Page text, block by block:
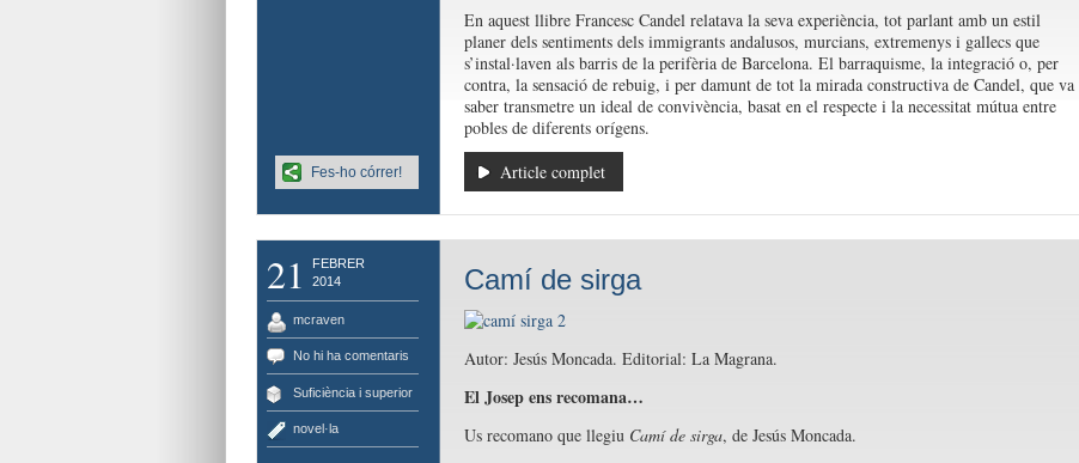
En aquest llibre Francesc Candel relatava la seva experiència, tot parlant amb un estil
planer dels sentiments dels immigrants andalusos, murcians, extremenys i gallecs que
s’instal·laven als barris de la perifèria de Barcelona. El barraquisme, la integració o, per
contra, la sensació de rebuig, i per damunt de tot la mirada constructiva de Candel, que va
saber transmetre un ideal de convivència, basat en el respecte i la necessitat mútua entre
pobles de diferents orígens.
Article complet
Fes-ho córrer!
21
FEBRER
2014
mcraven
No hi ha comentaris
Suficiència i superior
novel·la
Camí de sirga
Autor: Jesús Moncada. Editorial: La Magrana.
El Josep ens recomana…
Us recomano que llegiuCamí de sirga, de Jesús Moncada.